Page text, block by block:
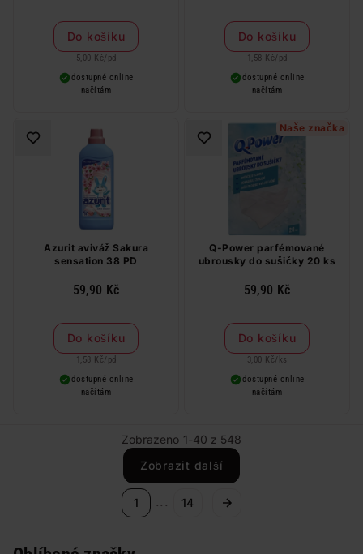
Do košíku
5,00 Kč/ pd
dostupné online
načítám
Do košíku
1,58 Kč/ pd
dostupné online
načítám
Azurit aviváž Sakura
sensation 38 PD
59,90 Kč
Do košíku
1,58 Kč/ pd
dostupné online
načítám
Naše značka
Q-Power parfémované
ubrousky do sušičky 20 ks
59,90 Kč
Do košíku
3,00 Kč/ ks
dostupné online
načítám
Zobrazeno 1-40 z 548
Zobrazit další
1 ... 14